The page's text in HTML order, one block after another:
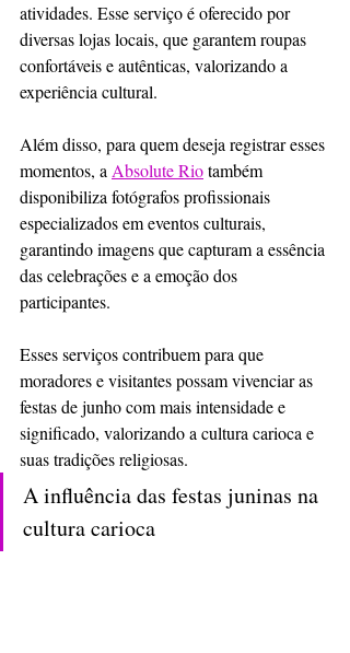
atividades. Esse serviço é oferecido por
diversas lojas locais, que garantem roupas
confortáveis e autênticas, valorizando a
experiência cultural.
Além disso, para quem deseja registrar esses
momentos, a Absolute Rio também
disponibiliza fotógrafos profissionais
especializados em eventos culturais,
garantindo imagens que capturam a essência
das celebrações e a emoção dos
participantes.
Esses serviços contribuem para que
moradores e visitantes possam vivenciar as
festas de junho com mais intensidade e
significado, valorizando a cultura carioca e
suas tradições religiosas.
A influência das festas juninas na
cultura carioca